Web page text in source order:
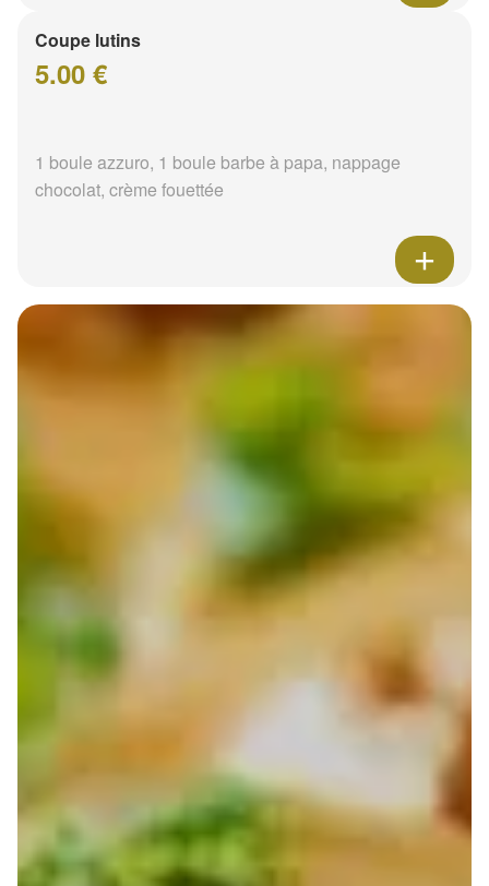
Coupe lutins
5.00 €
1 boule azzuro, 1 boule barbe à papa, nappage
chocolat, crème fouettée